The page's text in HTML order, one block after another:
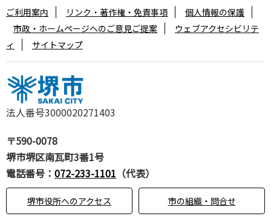
法人番号3000020271403
〒590-0078
堺市堺区南瓦町3番1号
電話番号： 072-233-1101 （代表）
堺市役所へのアクセス 市の組織・問合せ
ご利用案内 リンク・著作権・免責事項
個人情報の保護
市政・ホームページへのご意見ご提案
ウェブアクセシビリテ
ィ
サイトマップ